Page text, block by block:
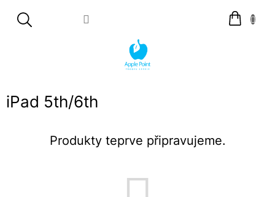
Nákupní
košík
iPad 5th/6th
Produkty teprve připravujeme.